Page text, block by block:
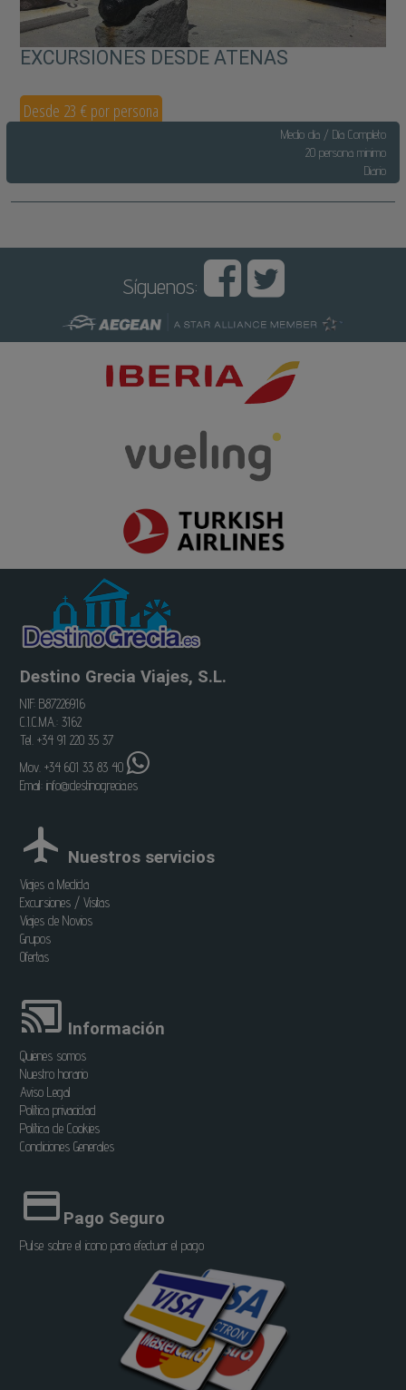
EXCURSIONES DESDE ATENAS
Desde 23 € por persona
Medio día / Día Completo
20 persona minimo
Diario
Síguenos:
Destino Grecia Viajes, S.L.
NIF: B87226916
C.I.C.MA.: 3162
Tel. +34 91 220 35 37
Mov. +34 601 33 83 40
Email:info@destinogrecia.es
Nuestros servicios
Viajes a Medida
Excursiones / Visitas
Viajes de Novios
Grupos
Ofertas
Información
Quienes somos
Nuestro horario
Aviso Legal
Política privacidad
Política de Cookies
Condiciones Generales
Pago Seguro
Pulse sobre el icono para efectuar el pago